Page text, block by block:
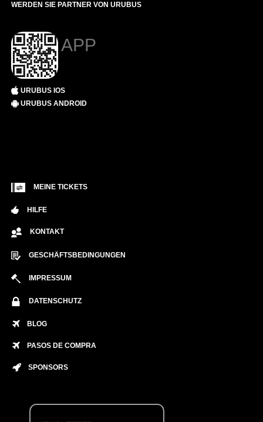
WERDEN SIE PARTNER VON URUBUS
APP
URUBUS IOS
URUBUS ANDROID
MEINE TICKETS
HILFE
KONTAKT
GESCHÄFTSBEDINGUNGEN
IMPRESSUM
DATENSCHUTZ
BLOG
PASOS DE COMPRA
SPONSORS